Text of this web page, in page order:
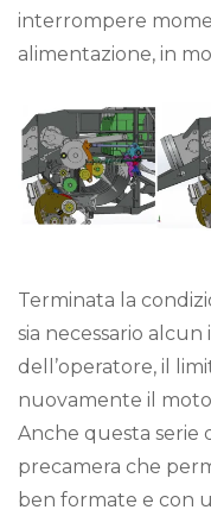
interrompere
alimentazione, in
Terminata la
sia necessario
dell’operatore, il
nuovamente il
Anche questa serie
precamera che
ben formate e con